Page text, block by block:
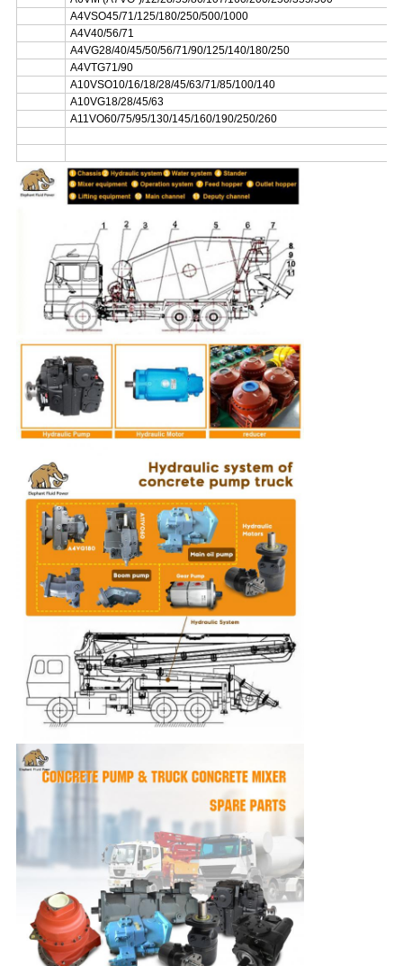
A4VSO45/71/125/180/250/500/1000
A4V40/56/71
A4VG28/40/45/50/56/71/90/125/140/180/250
A4VTG71/90
A10VSO10/16/18/28/45/63/71/85/100/140
A10VG18/28/45/63
A11VO60/75/95/130/145/160/190/250/260